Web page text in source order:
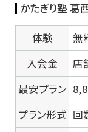
かたぎり塾 葛
体験
無
入会金
店
最安プラン
プラン形式 回